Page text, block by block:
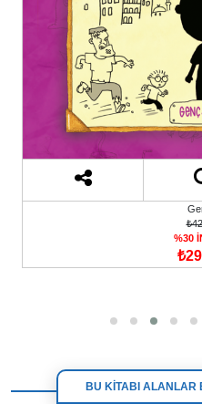
%30
BU KİTABI ALANLAR